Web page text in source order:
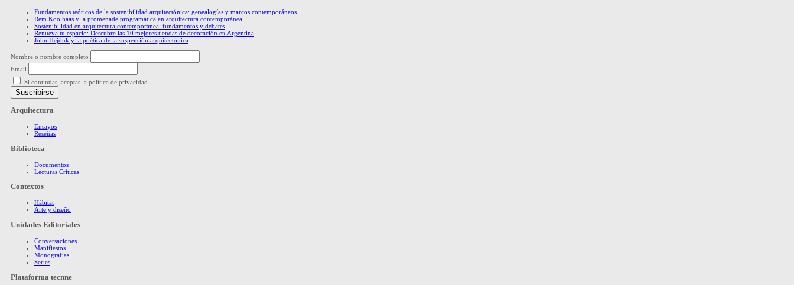
Fundamentos teóricos de la sostenibilidad arquitectónica: genealogías y marcos contemporáneos
Rem Koolhaas y la promenade programática en arquitectura contemporánea
Sostenibilidad en arquitectura contemporánea: fundamentos y debates
Renueva tu espacio: Descubre las 10 mejores tiendas de decoración en Argentina
John Hejduk y la poética de la suspensión arquitectónica
Nombre o nombre completo
Email
Si continúas, aceptas la política de privacidad
Arquitectura
Ensayos
Reseñas
Biblioteca
Documentos
Lecturas Críticas
Contextos
Hábitat
Arte y diseño
Unidades Editoriales
Conversaciones
Manifiestos
Monografías
Series
Plataforma tecnne